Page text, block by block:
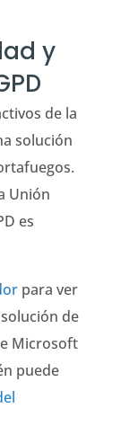
y
de la
solución
Unión
es
para ver
de
Microsoft
puede